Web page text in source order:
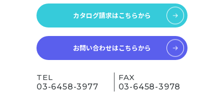
カタログ請求はこちらから
お問い合わせはこちらから
TEL
03-6458-3977
FAX
03-6458-3978